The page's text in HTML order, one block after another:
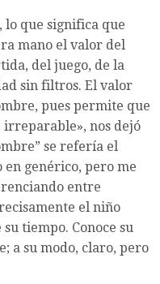
lo que significa que
mano el valor del
del juego, de la
sin filtros. El valor
pues permite que
irreparable», nos dejó
se refería el
genérico, pero me
entre
el niño
tiempo. Conoce su
a su modo, claro, pero